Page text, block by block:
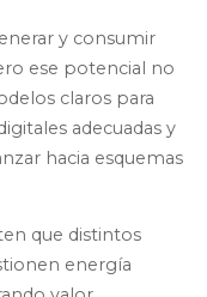
y consumir
ese potencial no
claros para
adecuadas y
hacia esquemas
que distintos
energía